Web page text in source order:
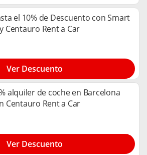
el 10% de Descuento con Smart
Centauro Rent a Car
Ver Descuento
alquiler de coche en Barcelona
Centauro Rent a Car
Ver Descuento